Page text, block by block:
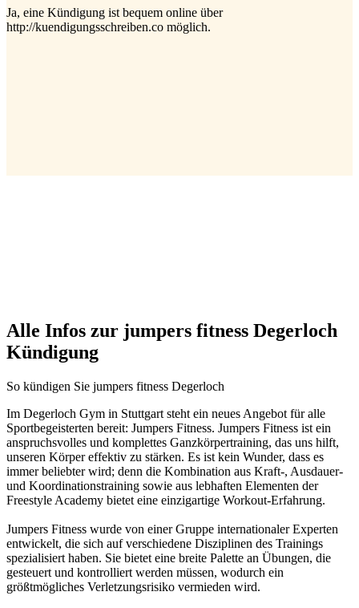
Ja, eine Kündigung ist bequem online über
http://kuendigungsschreiben.co möglich.
Alle Infos zur jumpers fitness Degerloch
Kündigung
So kündigen Sie jumpers fitness Degerloch
Im Degerloch Gym in Stuttgart steht ein neues Angebot für alle
Sportbegeisterten bereit: Jumpers Fitness. Jumpers Fitness ist ein
anspruchsvolles und komplettes Ganzkörpertraining, das uns hilft,
unseren Körper effektiv zu stärken. Es ist kein Wunder, dass es
immer beliebter wird; denn die Kombination aus Kraft-, Ausdauer-
und Koordinationstraining sowie aus lebhaften Elementen der
Freestyle Academy bietet eine einzigartige Workout-Erfahrung.
Jumpers Fitness wurde von einer Gruppe internationaler Experten
entwickelt, die sich auf verschiedene Disziplinen des Trainings
spezialisiert haben. Sie bietet eine breite Palette an Übungen, die
gesteuert und kontrolliert werden müssen, wodurch ein
größtmögliches Verletzungsrisiko vermieden wird.